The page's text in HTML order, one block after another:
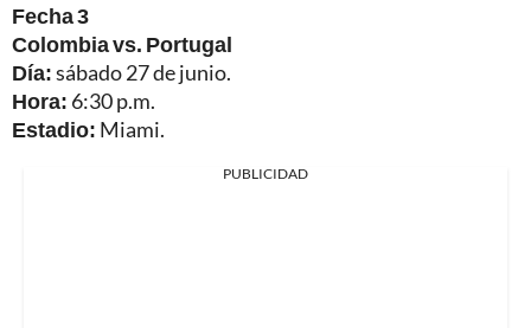
Fecha 3
Colombia vs. Portugal
Día:sábado 27 de junio.
Hora: 6:30 p.m.
Estadio: Miami.
PUBLICIDAD